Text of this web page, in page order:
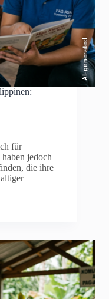
AI-generated
für
jedoch
die ihre